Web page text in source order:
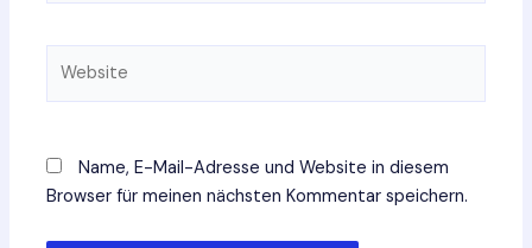
Name, E-Mail-Adresse und Website in diesem
Browser für meinen nächsten Kommentar speichern.